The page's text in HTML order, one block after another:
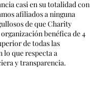
casi en su totalidad con
afiliados a ninguna
de que Charity
benéfica de 4
de todas las
lo que respecta a
y transparencia.